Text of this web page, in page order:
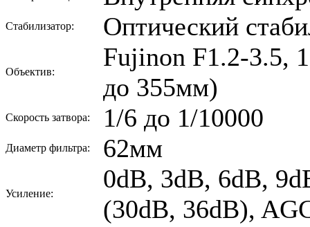
Стабилизатор: Оптический
Объектив:
Fujinon F1.2-3.5,
до 355мм)
Скорость затвора: 1/6 до 1/10000
Диаметр фильтра: 62мм
Усиление:
0dB, 3dB, 6dB,
(30dB, 36dB),